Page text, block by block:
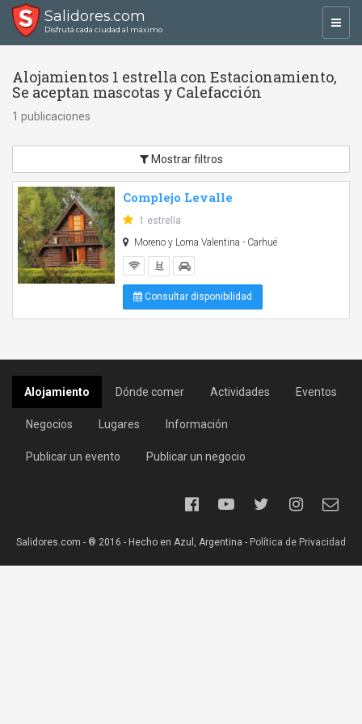
Salidores.com
Disfrutá cada ciudad al máximo
Alojamientos 1 estrella con Estacionamiento,
Se aceptan mascotas y Calefacción
1 publicaciones
Mostrar filtros
Complejo Levalle
1 estrella
Moreno y Loma Valentina - Carhué
Consultar disponibilidad
Alojamiento Dónde comer Actividades Eventos
Negocios Lugares Información
Publicar un evento Publicar un negocio
Salidores.com - ® 2016 - Hecho en Azul, Argentina - Política de Privacidad